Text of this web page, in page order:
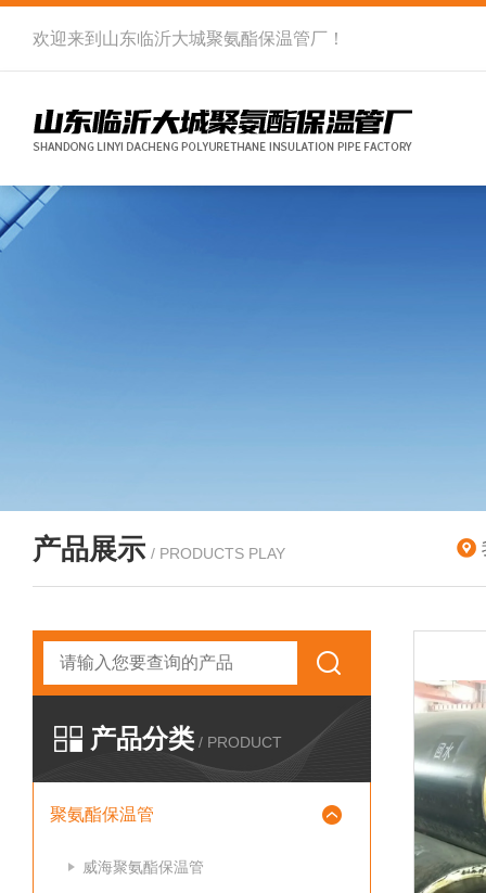
欢迎来到 山东临沂大城聚氨酯保温管厂 ！
产品展示 / PRODUCTS PLAY
产品分类 / PRODUCT
聚氨酯保温管
威海聚氨酯保温管